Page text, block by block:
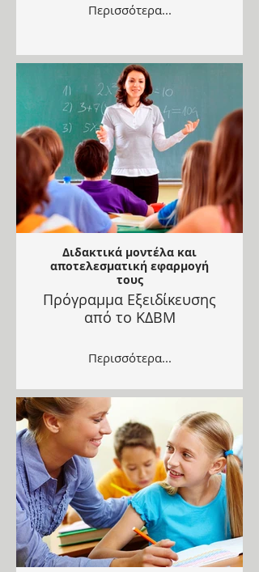
Περισσότερα...
Διδακτικά μοντέλα και
αποτελεσματική εφαρμογή
τους
Πρόγραμμα Εξειδίκευσης
από το ΚΔΒΜ
Περισσότερα...